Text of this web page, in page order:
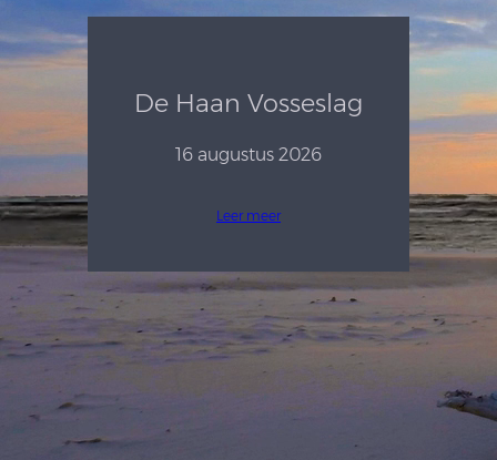
De Haan Vosseslag
16 augustus 2026
Leer meer